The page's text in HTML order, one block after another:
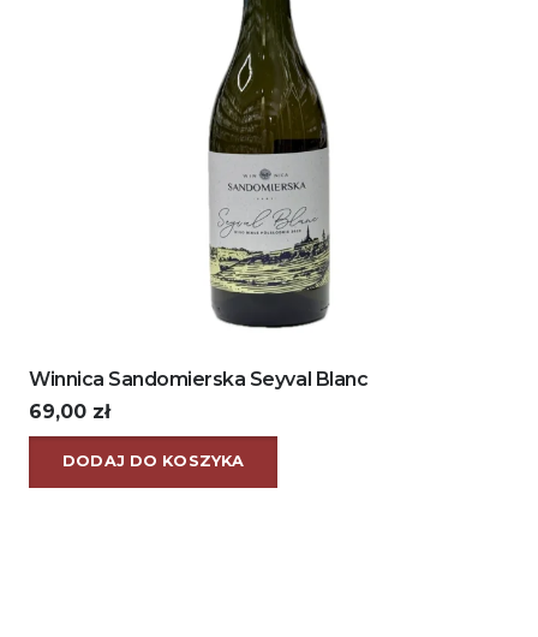
Winnica Sandomierska Seyval Blanc
69,00 zł
DODAJ DO KOSZYKA